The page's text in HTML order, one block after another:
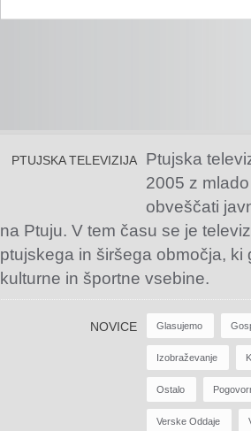
PTUJSKA TELEVIZIJA
Ptujska
2005 z
obveščati
na Ptuju. V tem času se je
ptujskega in širšega območja,
kulturne in športne vsebine.
NOVICE Glasujemo
Izobraževanje
Ostalo
Verske Oddaje